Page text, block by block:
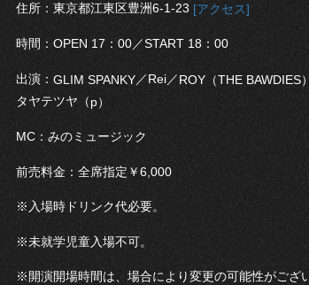
住所：東京都江東区豊洲6-1-23 [アクセス]
時間：OPEN 17：00／START 18：00
出演： GLIM SPANKY／Rei／ROY（THE BAWDIES）
タヤテツヤ（p）
MC：みのミュージック
前売料金：全席指定￥6,000
※入場時ドリンク代必要。
※未就学児童入場不可。
※開演開場時間は、場合により変更の可能性がござ